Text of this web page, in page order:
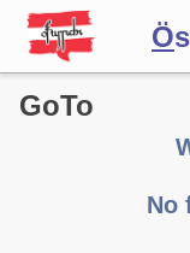
Ö
GoTo
No